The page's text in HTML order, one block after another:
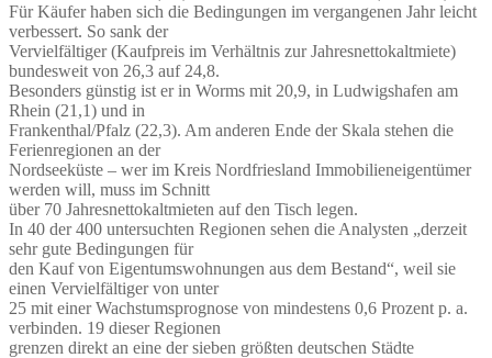
Für Käufer haben sich die Bedingungen im vergangenen Jahr leicht
verbessert. So sank der
Vervielfältiger (Kaufpreis im Verhältnis zur Jahresnettokaltmiete)
bundesweit von 26,3 auf 24,8.
Besonders günstig ist er in Worms mit 20,9, in Ludwigshafen am
Rhein (21,1) und in
Frankenthal/Pfalz (22,3). Am anderen Ende der Skala stehen die
Ferienregionen an der
Nordseeküste – wer im Kreis Nordfriesland Immobilieneigentümer
werden will, muss im Schnitt
über 70 Jahresnettokaltmieten auf den Tisch legen.
In 40 der 400 untersuchten Regionen sehen die Analysten „derzeit
sehr gute Bedingungen für
den Kauf von Eigentumswohnungen aus dem Bestand“, weil sie
einen Vervielfältiger von unter
25 mit einer Wachstumsprognose von mindestens 0,6 Prozent p. a.
verbinden. 19 dieser Regionen
grenzen direkt an eine der sieben größten deutschen Städte